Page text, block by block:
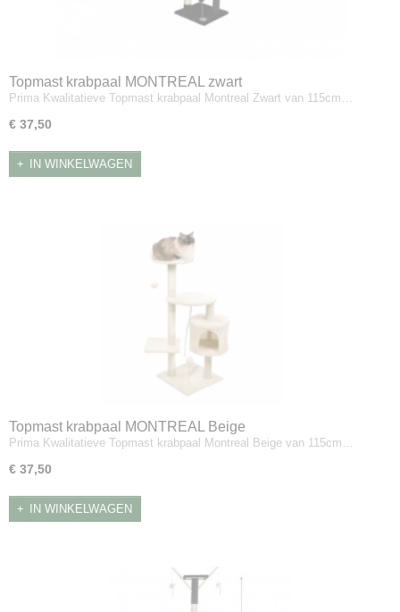
Topmast krabpaal MONTREAL zwart
Prima Kwalitatieve Topmast krabpaal Montreal Zwart van 115cm…
€ 37,50
IN WINKELWAGEN
Topmast krabpaal MONTREAL Beige
Prima Kwalitatieve Topmast krabpaal Montreal Beige van 115cm…
€ 37,50
IN WINKELWAGEN